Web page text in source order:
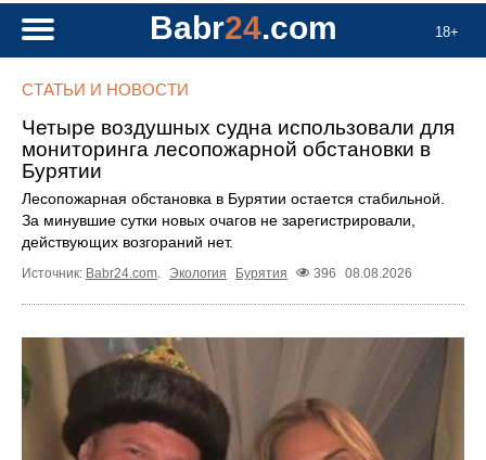
18+
Babr24.com
СТАТЬИ И НОВОСТИ
Четыре воздушных судна использовали для
мониторинга лесопожарной обстановки в
Бурятии
Лесопожарная обстановка в Бурятии остается стабильной.
За минувшие сутки новых очагов не зарегистрировали,
действующих возгораний нет.
Источник: Babr24.com. Экология Бурятия 396 08.08.2026